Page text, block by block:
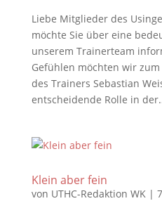
Liebe Mitglieder des
möchte Sie über eine
unserem Trainerteam
Gefühlen möchten wir
des Trainers Sebastian
entscheidende Rolle in
Klein aber fein
von UTHC-Redaktion WK|